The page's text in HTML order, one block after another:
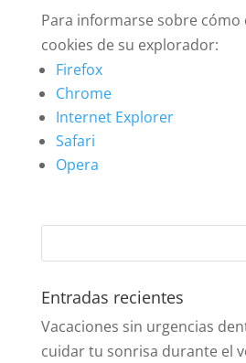
Para informarse sobre cómo
cookies de su explorador:
Firefox
Chrome
Internet Explorer
Safari
Opera
Entradas recientes
Vacaciones sin urgencias
cuidar tu sonrisa durante el